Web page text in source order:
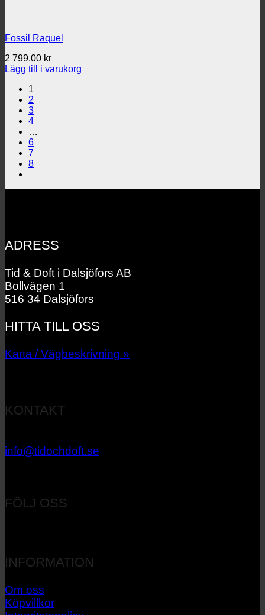
Fossil Raquel
2 799.00 kr
Lägg till i varukorg
1
2
3
4
…
6
7
8
ADRESS
Tid & Doft i Dalsjöfors AB
Bollvägen 1
516 34 Dalsjöfors
HITTA TILL OSS
Karta / Vägbeskrivning »
KONTAKT
info@tidochdoft.se
FÖLJ OSS
INFORMATION
Om oss
Köpvillkor